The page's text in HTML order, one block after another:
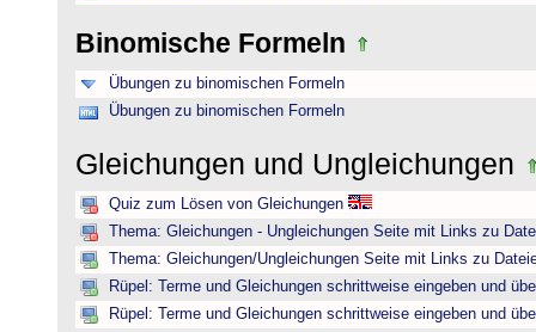
Binomische Formeln
Übungen zu binomischen Formeln
Übungen zu binomischen Formeln
Gleichungen und Ungleichungen
Quiz zum Lösen von Gleichungen
Thema: Gleichungen - Ungleichungen Seite mit Links zu
Thema: Gleichungen/Ungleichungen Seite mit Links zu
Rüpel: Terme und Gleichungen schrittweise eingeben und
Rüpel: Terme und Gleichungen schrittweise eingeben und